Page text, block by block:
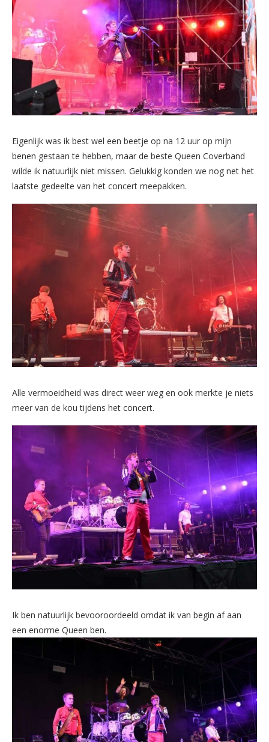
Eigenlijk was ik best wel een beetje op na 12 uur op mijn
benen gestaan te hebben, maar de beste Queen Coverband
wilde ik natuurlijk niet missen. Gelukkig konden we nog net het
laatste gedeelte van het concert meepakken.
Alle vermoeidheid was direct weer weg en ook merkte je niets
meer van de kou tijdens het concert.
Ik ben natuurlijk bevooroordeeld omdat ik van begin af aan
een enorme Queen ben.